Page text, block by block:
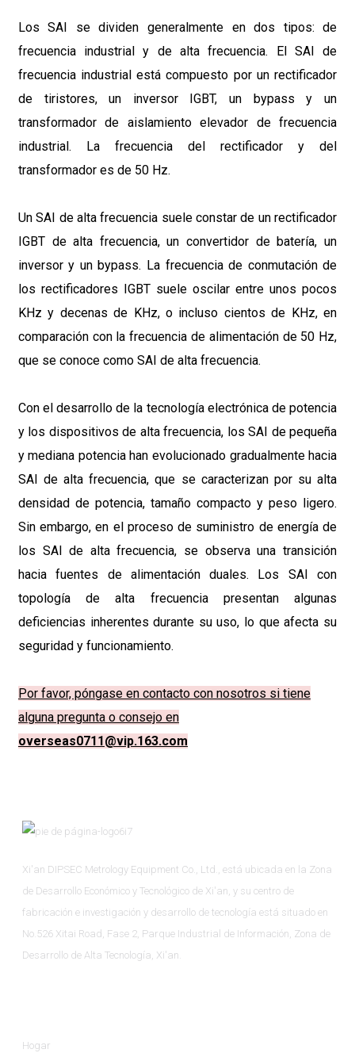
Los SAI se dividen generalmente en dos tipos: de
frecuencia industrial y de alta frecuencia. El SAI de
frecuencia industrial está compuesto por un rectificador
de tiristores, un inversor IGBT, un bypass y un
transformador de aislamiento elevador de frecuencia
industrial. La frecuencia del rectificador y del
transformador es de 50 Hz.
Un SAI de alta frecuencia suele constar de un rectificador
IGBT de alta frecuencia, un convertidor de batería, un
inversor y un bypass. La frecuencia de conmutación de
los rectificadores IGBT suele oscilar entre unos pocos
KHz y decenas de KHz, o incluso cientos de KHz, en
comparación con la frecuencia de alimentación de 50 Hz,
que se conoce como SAI de alta frecuencia.
Con el desarrollo de la tecnología electrónica de potencia
y los dispositivos de alta frecuencia, los SAI de pequeña
y mediana potencia han evolucionado gradualmente hacia
SAI de alta frecuencia, que se caracterizan por su alta
densidad de potencia, tamaño compacto y peso ligero.
Sin embargo, en el proceso de suministro de energía de
los SAI de alta frecuencia, se observa una transición
hacia fuentes de alimentación duales. Los SAI con
topología de alta frecuencia presentan algunas
deficiencias inherentes durante su uso, lo que afecta su
seguridad y funcionamiento.
Por favor, póngase en contacto con nosotros si tiene
alguna pregunta o consejo en
overseas0711@vip.163.com
Xi'an DIPSEC Metrology Equipment Co., Ltd., está ubicada en la Zona
de Desarrollo Económico y Tecnológico de Xi'an, y su centro de
fabricación e investigación y desarrollo de tecnología está situado en
No.526 Xitai Road, Fase 2, Parque Industrial de Información, Zona de
Desarrollo de Alta Tecnología, Xi'an.
Hogar